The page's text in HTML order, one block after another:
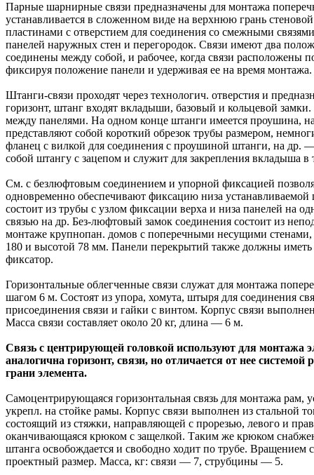
Парные шарнирные связи предназначены для монтажа
устанавливается в сложенном виде на верхнюю грань
пластинами с отверстием для соединения со смежными
панелей наружных стен и перегородок. Связи имеют два
соединены между собой, и рабочее, когда связи расположены
фиксируя положение панели и удерживая ее на время
Штанги-связи проходят через технологич. отверстия и
горизонт, штанг входят вкладыши, базовый и кольцевой
между панелями. На одном конце штанги имеется проушина,
представляют собой короткий обрезок трубы размером,
фланец с вилкой для соединения с проушиной штанги, на др.
собой штангу с зацепом и служит для закрепления вкладыша
См. с безлюфтовым соединением и упорной фиксацией
одновременно обеспечивают фиксацию низа
состоит из трубы с узлом фиксации верха и низа панелей на
связью на др. Без-люфтовый замок соединения состоит из
монтаже крупнопан. домов с поперечными несущими
180 и высотой 78 мм. Панели перекрытий также должны
фиксатор.
Горизонтальные облегченные связи служат для монтажа
шагом 6 м. Состоят из упора, хомута, штыря для соединения
присоединения связи и гайки с винтом. Корпус связи
Масса связи составляет около 20 кг, длина — 6 м.
Связь с центрирующей головкой используют для монтажа
аналогична горизонт, связи, но отличается от нее
грани элемента.
Самоцентрирующаяся горизонтальная связь для монтажа
укрепл. на стойке рамы. Корпус связи выполнен из стальной
состоящий из стяжки, направляющей с прорезью, левого и
оканчивающаяся крюком с защелкой. Таким же крюком
штанга освобождается и свободно ходит по трубе. Вращением
проектный размер. Масса, кг: связи — 7, струбцины — 5.